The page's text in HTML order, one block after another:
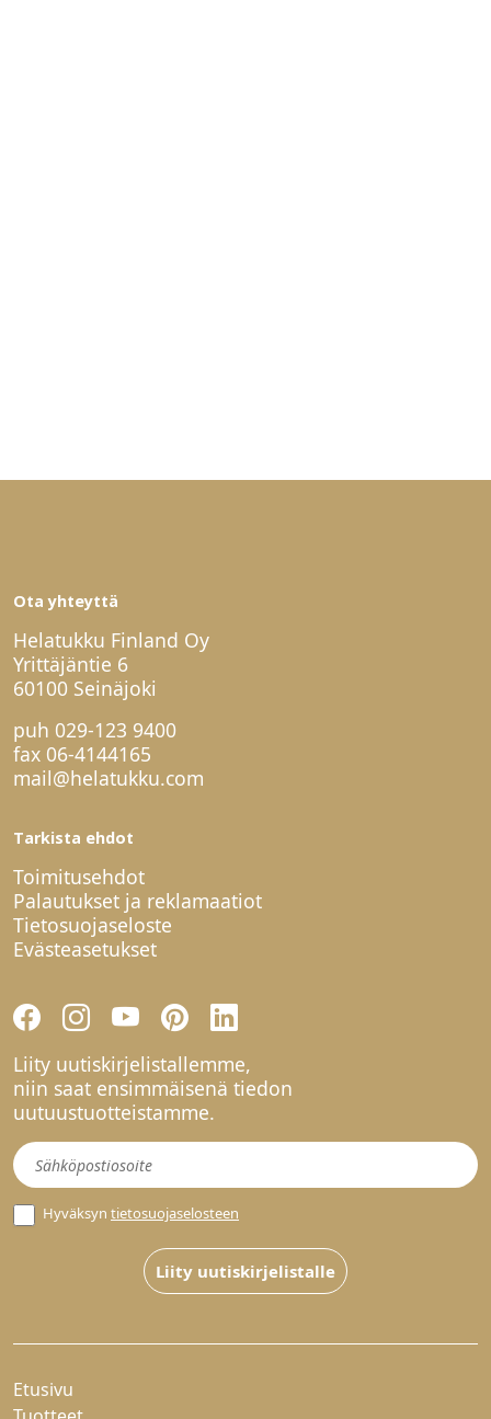
Ota yhteyttä
Helatukku Finland Oy
Yrittäjäntie 6
60100 Seinäjoki
puh 029-123 9400
fax 06-4144165
mail@helatukku.com
Tarkista ehdot
Toimitusehdot
Palautukset ja reklamaatiot
Tietosuojaseloste
Evästeasetukset
Liity uutiskirjelistallemme,
niin saat ensimmäisenä tiedon
uutuustuotteistamme.
Uutiskirje
Hyväksyn tietosuojaselosteen
Liity uutiskirjelistalle
Etusivu